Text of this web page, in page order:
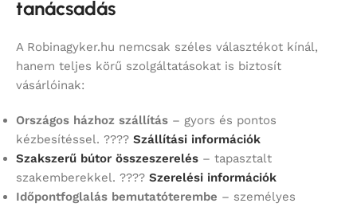
tanácsadás
A Robinagyker.hu nemcsak széles választékot kínál,
hanem teljes körű szolgáltatásokat is biztosít
vásárlóinak:
Országos házhoz szállítás – gyors és pontos
kézbesítéssel. ???? Szállítási információk
Szakszerű bútor összeszerelés – tapasztalt
szakemberekkel. ???? Szerelési információk
Időpontfoglalás bemutatóterembe – személyes